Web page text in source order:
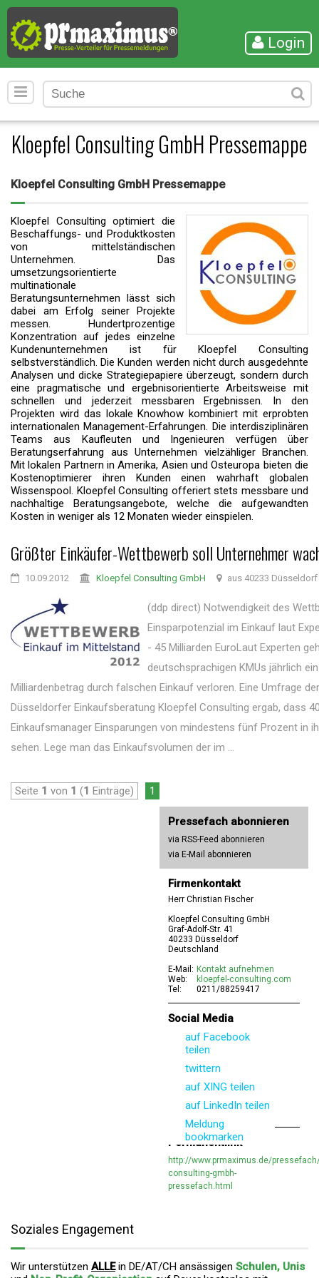
Login
Kloepfel Consulting GmbH Pressemappe
Kloepfel Consulting GmbH Pressemappe
Kloepfel Consulting optimiert die
Beschaffungs- und Produktkosten
von mittelständischen
Unternehmen. Das
umsetzungsorientierte
multinationale
Beratungsunternehmen lässt sich
dabei am Erfolg seiner Projekte
messen. Hundertprozentige
Konzentration auf jedes einzelne
Kundenunternehmen ist für Kloepfel Consulting
selbstverständlich. Die Kunden werden nicht durch ausgedehnte
Analysen und dicke Strategiepapiere überzeugt, sondern durch
eine pragmatische und ergebnisorientierte Arbeitsweise mit
schnellen und jederzeit messbaren Ergebnissen. In den
Projekten wird das lokale Knowhow kombiniert mit erprobten
internationalen Management-Erfahrungen. Die interdisziplinären
Teams aus Kaufleuten und Ingenieuren verfügen über
Beratungserfahrung aus Unternehmen vielzähliger Branchen.
Mit lokalen Partnern in Amerika, Asien und Osteuropa bieten die
Kostenoptimierer ihren Kunden einen wahrhaft globalen
Wissenspool. Kloepfel Consulting offeriert stets messbare und
nachhaltige Beratungsangebote, welche die aufgewandten
Kosten in weniger als 12 Monaten wieder einspielen.
Größter Einkäufer-Wettbewerb soll Unternehmer
10.09.2012 Kloepfel Consulting GmbH aus 40233 Düsseldorf
(ddp direct) Notwendigkeit des
Einsparpotenzial im Einkauf laut
- 45 Milliarden EuroLaut Experten
deutschsprachigen KMUs jährlich
Milliardenbetrag durch falschen Einkauf verloren. Eine Umfrage der
Düsseldorfer Einkaufsberatung Kloepfel Consulting ergab, dass
Einkaufsmanager Einsparungen von mindestens fünf Prozent in
sehen. Lege man das Einkaufsvolumen der im ...
Seite 1 von 1 (1 Einträge) 1
Pressefach abonnieren
via RSS-Feed abonnieren
via E-Mail abonnieren
Firmenkontakt
Herr Christian Fischer
Kloepfel Consulting GmbH
Graf-Adolf-Str. 41
40233 Düsseldorf
Deutschland
E-Mail: Kontakt aufnehmen
Web:
kloepfel-consulting.com
Tel:
0211/88259417
Social Media
auf Facebook
teilen
twittern
auf XING teilen
auf LinkedIn teilen
Meldung
bookmarken
Permanentlink
http://www.prmaximus.de/
consulting-gmbh-
pressefach.html
Soziales Engagement
Wir unterstützen ALLEin DE/AT/CH ansässigen Schulen, Unis